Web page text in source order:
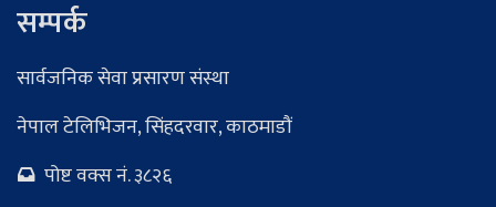
सम्पर्क
सार्वजनिक सेवा प्रसारण संस्था
नेपाल टेलिभिजन, सिंहदरवार, काठमाडौं
पोष्ट वक्स नं. ३८२६